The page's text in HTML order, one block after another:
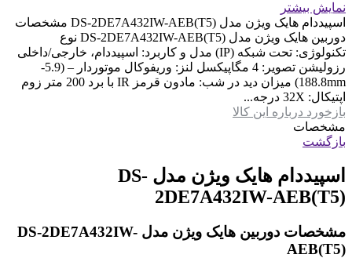
نمایش بیشتر
اسپیددام هایک ویژن مدل DS-2DE7A432IW-AEB(T5) مشخصات
دوربین هایک ویژن مدل DS-2DE7A432IW-AEB(T5) نوع
تکنولوژی: تحت شبکه (IP) مدل و کاربرد: اسپیددام، خارجی/داخلی
رزولیشن تصویر: 4 مگاپیکسل لنز: وریفوکال موتوردار – (5.9-
188.8mm) میزان دید در شب: مادون قرمز IR با برد 200 متر زوم
اپتیکال: 32X درجه...
بازخورد درباره این کالا
مشخصات
بازگشت
اسپیددام هایک ویژن مدل DS-
2DE7A432IW-AEB(T5)
مشخصات دوربین هایک ویژن مدل DS-2DE7A432IW-
AEB(T5)